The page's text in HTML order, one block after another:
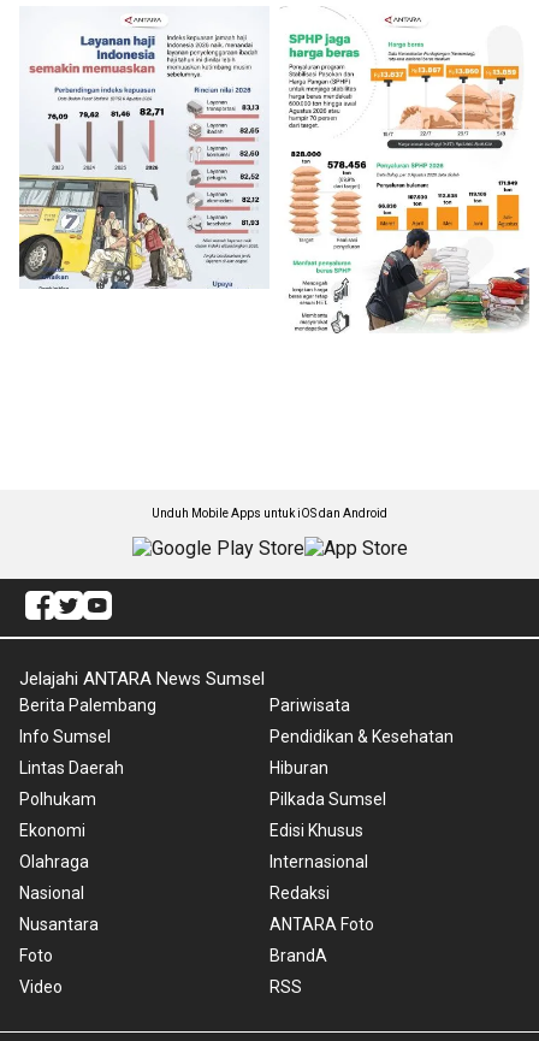
Unduh Mobile Apps untuk iOS dan Android
Jelajahi ANTARA News Sumsel
Berita Palembang
Info Sumsel
Lintas Daerah
Polhukam
Ekonomi
Olahraga
Nasional
Nusantara
Foto
Video
Pariwisata
Pendidikan & Kesehatan
Hiburan
Pilkada Sumsel
Edisi Khusus
Internasional
Redaksi
ANTARA Foto
BrandA
RSS